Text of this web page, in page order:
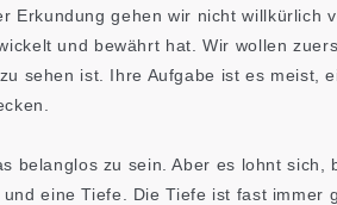
Erkundung gehen wir nicht willkürlich
und bewährt hat. Wir wollen
sehen ist. Ihre Aufgabe ist es meist,
belanglos zu sein. Aber es lohnt sich,
eine Tiefe. Die Tiefe ist fast immer